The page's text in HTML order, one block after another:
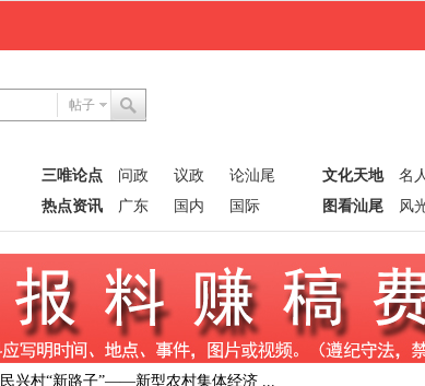
帖子
三唯论点 问政 议政
论汕尾
热点资讯
广东 国内 国际
文化天地 名
图看汕尾
风
兴村“新路子”——新型农村集体经济 ...